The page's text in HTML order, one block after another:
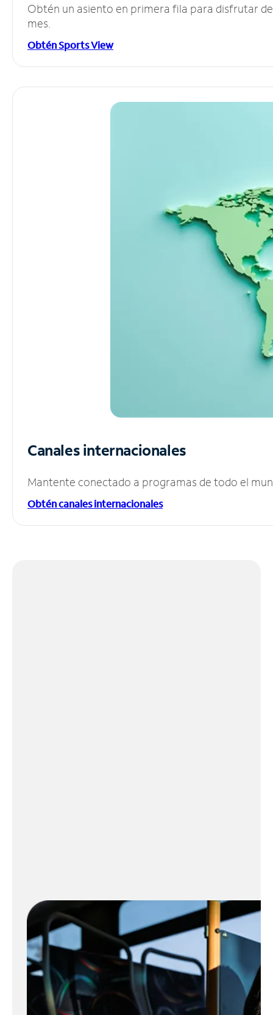
Obtén un asiento en primera fila para disfrutar
mes.
Obtén Sports View
Canales internacionales
Mantente conectado a programas de todo el
Obtén canales internacionales